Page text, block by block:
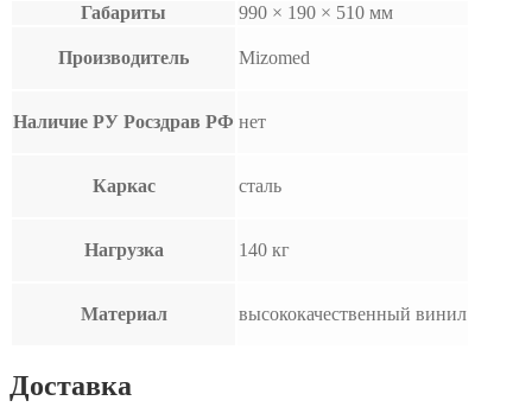
Габариты
990 × 190 × 510 мм
Производитель Mizomed
Наличие РУ Росздрав РФ нет
Каркас сталь
Нагрузка 140 кг
Материал высококачественный винил
Доставка